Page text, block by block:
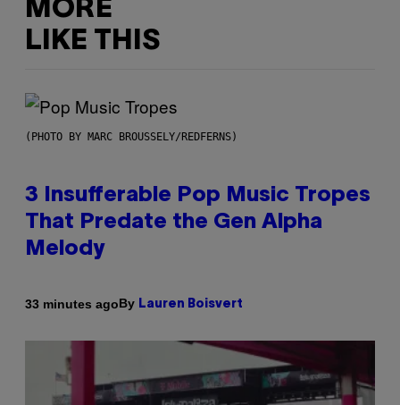
MORE
LIKE THIS
(PHOTO BY MARC BROUSSELY/REDFERNS)
3 Insufferable Pop Music Tropes
That Predate the Gen Alpha
Melody
33 minutes agoBy Lauren Boisvert